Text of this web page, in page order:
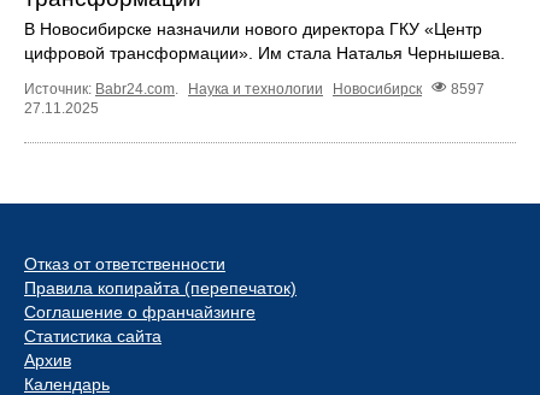
В Новосибирске назначили нового директора ГКУ «Центр
цифровой трансформации». Им стала Наталья Чернышева.
Источник: Babr24.com Наука и технологии Новосибирск
8597
27.11.2025
Отказ от ответственности
Правила копирайта (перепечаток)
Соглашение о франчайзинге
Статистика сайта
Архив
Календарь